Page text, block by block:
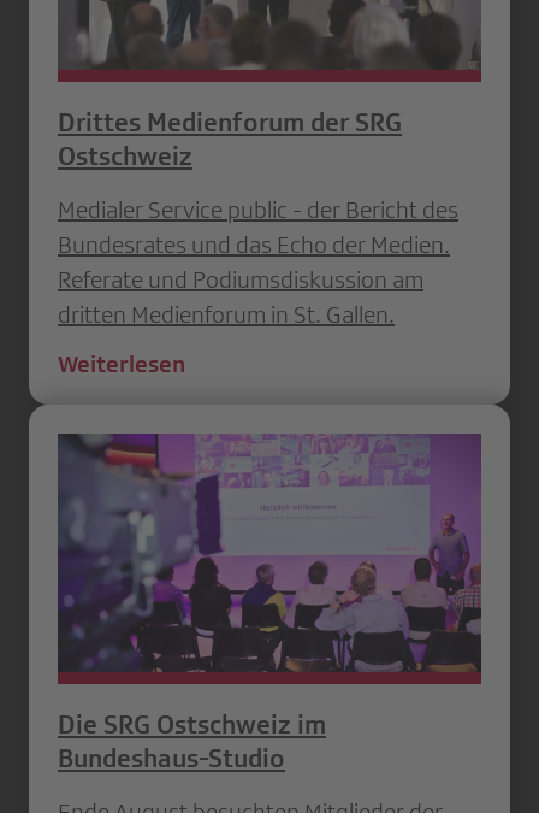
Drittes Medienforum der SRG
Ostschweiz
Medialer Service public - der Bericht des
Bundesrates und das Echo der Medien.
Referate und Podiumsdiskussion am
dritten Medienforum in St. Gallen.
Weiterlesen
Die SRG Ostschweiz im
Bundeshaus-Studio